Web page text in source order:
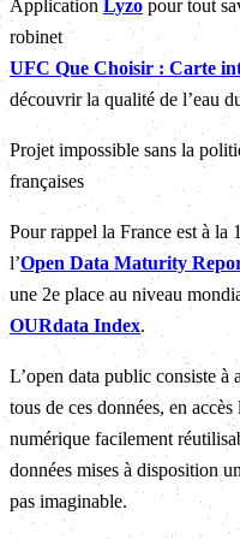
Application Lyzo pour tout
robinet
UFC Que Choisir : Carte
découvrir la qualité de l’eau
Projet impossible sans la
françaises
Pour rappel la France est à la
l’Open Data Maturity
une 2e place au niveau
OURdata Index.
L’open data public consiste à
tous de ces données, en
numérique facilement
données mises à disposition
pas imaginable.